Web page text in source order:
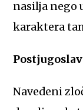
nasilja nego
karaktera
Navedeni